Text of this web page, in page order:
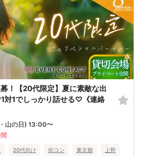
！【20代限定】夏に素敵な出
対1でしっかり話せる♡《連絡
山の日) 13:00〜
20代向け 街コン 東京都 上野